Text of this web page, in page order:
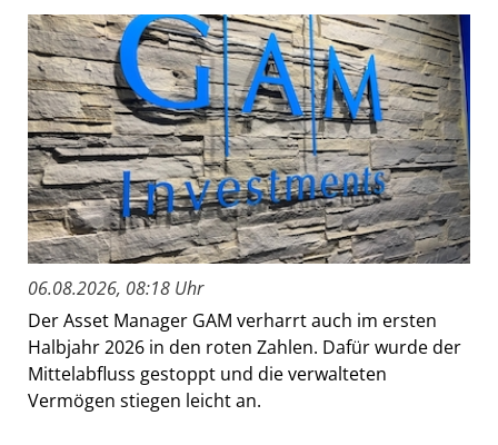
06.08.2026, 08:18 Uhr
Der Asset Manager GAM verharrt auch im ersten
Halbjahr 2026 in den roten Zahlen. Dafür wurde der
Mittelabfluss gestoppt und die verwalteten
Vermögen stiegen leicht an.